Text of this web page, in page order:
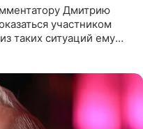
Дмитрию
участником
таких ситуаций ему